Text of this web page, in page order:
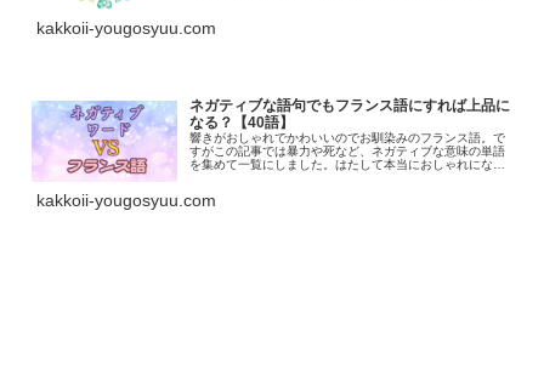
kakkoii-yougosyuu.com
ネガティブな語句でもフランス語にすれば上品に
なる？【40語】
響きがおしゃれでかわいいのでお馴染みのフランス語。で
すがこの記事では暴力や死など、ネガティブな意味の単語
を集めて一覧にしました。はたして本当におしゃれになる
kakkoii-yougosyuu.com